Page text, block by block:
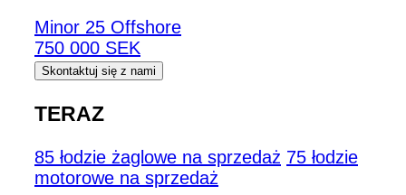
Minor 25 Offshore
750 000 SEK
Skontaktuj się z nami
TERAZ
85 łodzie żaglowe na sprzedaż 75 łodzie
motorowe na sprzedaż